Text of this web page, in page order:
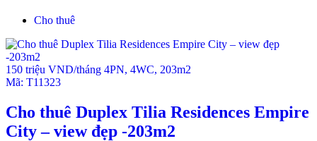
Cho thuê
150 triệu VND/tháng 4PN, 4WC, 203m2
Mã: T11323
Cho thuê Duplex Tilia Residences Empire
City – view đẹp -203m2